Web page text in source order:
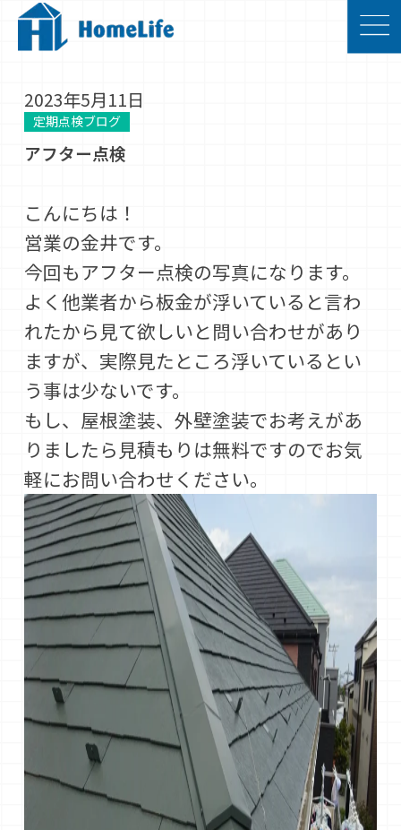
2023年5月11日
定期点検ブログ
アフター点検
こんにちは！
営業の金井です。
今回もアフター点検の写真になります。
よく他業者から板金が浮いていると言わ
れたから見て欲しいと問い合わせがあり
ますが、実際見たところ浮いているとい
う事は少ないです。
もし、屋根塗装、外壁塗装でお考えがあ
りましたら見積もりは無料ですのでお気
軽にお問い合わせください。